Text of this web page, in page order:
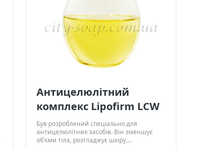
- Немає в наявності
Антицелюлітний
комплекс Lipofirm LCW
Був розроблений спеціально для
антицелюлітних засобів. Він зменшує
об'єми тіла, розгладжує шкіру,